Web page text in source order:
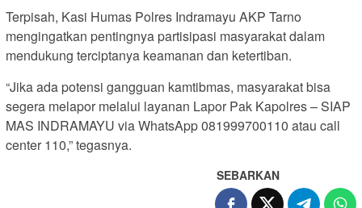
Terpisah, Kasi Humas Polres Indramayu AKP Tarno
mengingatkan pentingnya partisipasi masyarakat dalam
mendukung terciptanya keamanan dan ketertiban.
“Jika ada potensi gangguan kamtibmas, masyarakat bisa
segera melapor melalui layanan Lapor Pak Kapolres – SIAP
MAS INDRAMAYU via WhatsApp 081999700110 atau call
center 110,” tegasnya.
SEBARKAN